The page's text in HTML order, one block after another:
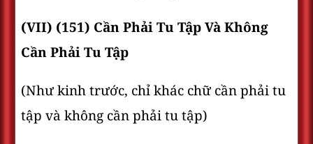
(VII) (151) Cần Phải Tu Tập Và Không
Cần Phải Tu Tập
(Như kinh trước, chỉ khác chữ cần phải tu
tập và không cần phải tu tập)